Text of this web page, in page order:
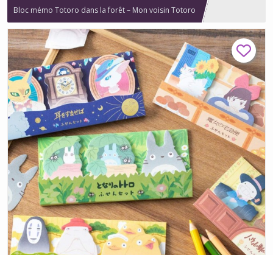
Bloc mémo Totoro dans la forêt – Mon voisin Totoro